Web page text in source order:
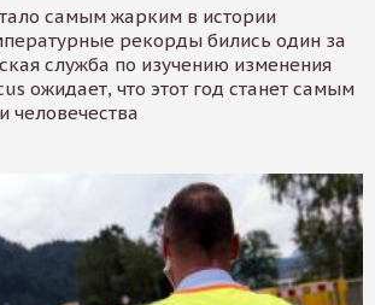
самым жарким в истории
рекорды бились один за
служба по изучению изменения
ожидает, что этот год станет самым
человечества